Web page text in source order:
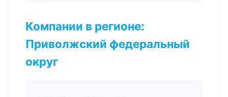
Компании в регионе:
Приволжский федеральный
округ